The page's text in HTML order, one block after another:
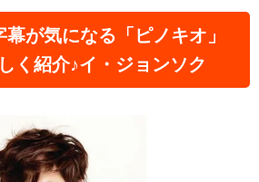
が気になる「ピノキオ」
く紹介♪イ・ジョンソク